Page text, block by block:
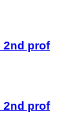
2nd prof
2nd prof